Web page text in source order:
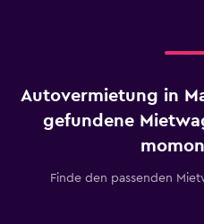
The
chart
has
axis
Autovermietung in
gefundene
Finde den passenden